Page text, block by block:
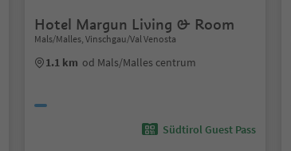
Hotel Margun Living & Room
Mals/Malles, Vinschgau/Val Venosta
1.1 km od Mals/Malles centrum
Südtirol Guest Pass